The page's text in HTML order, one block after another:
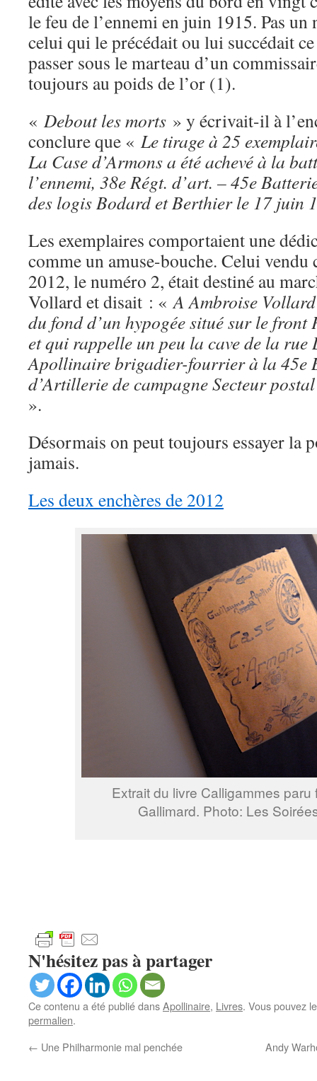
le feu de l’ennemi en juin 1915. Pas un
celui qui le précédait ou lui succédait
passer sous le marteau d’un
toujours au poids de l’or (1).
« Debout les morts » y écrivait-il à
conclure que « Le tirage à 25
La Case d’Armons a été achevé à la
l’ennemi, 38e Régt. d’art. – 45e
des logis Bodard et Berthier le 17 juin
Les exemplaires comportaient une
comme un amuse-bouche. Celui
2012, le numéro 2, était destiné au
Vollard et disait : «A Ambroise
du fond d’un hypogée situé sur le front
et qui rappelle un peu la cave de la
Apollinaire brigadier-fourrier à la 45e
d’Artillerie de campagne Secteur
».
Désormais on peut toujours essayer la
jamais.
Les deux enchères de 2012
Extrait du livre Calligammes
Gallimard. Photo: Les
N'hésitez pas à partager
Ce contenu a été publié dansApollinaire, Livres. Vous pouvez
permalien.
← Une Philharmonie mal penchée Andy